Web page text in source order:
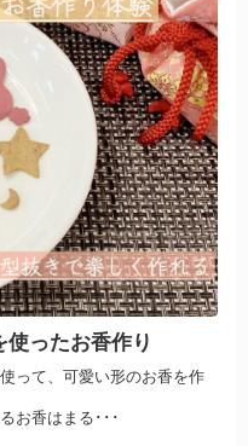
ったお香作り
って、可愛い形のお香を作
お香はまる･･･